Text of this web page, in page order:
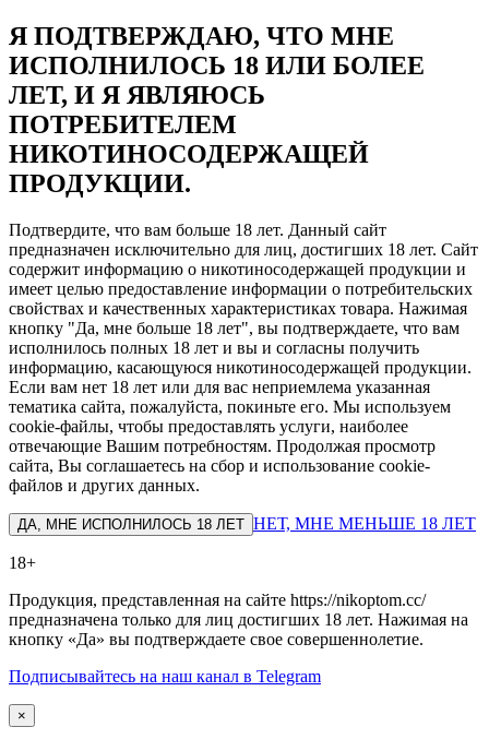
Я ПОДТВЕРЖДАЮ, ЧТО МНЕ
ИСПОЛНИЛОСЬ 18 ИЛИ БОЛЕЕ
ЛЕТ, И Я ЯВЛЯЮСЬ
ПОТРЕБИТЕЛЕМ
НИКОТИНОСОДЕРЖАЩЕЙ
ПРОДУКЦИИ.
Подтвердите, что вам больше 18 лет. Данный сайт
предназначен исключительно для лиц, достигших 18 лет. Сайт
содержит информацию о никотиносодержащей продукции и
имеет целью предоставление информации о потребительских
свойствах и качественных характеристиках товара. Нажимая
кнопку "Да, мне больше 18 лет", вы подтверждаете, что вам
исполнилось полных 18 лет и вы и согласны получить
информацию, касающуюся никотиносодержащей продукции.
Если вам нет 18 лет или для вас неприемлема указанная
тематика сайта, пожалуйста, покиньте его. Мы используем
cookie-файлы, чтобы предоставлять услуги, наиболее
отвечающие Вашим потребностям. Продолжая просмотр
сайта, Вы соглашаетесь на сбор и использование cookie-
файлов и других данных.
ДА, МНЕ ИСПОЛНИЛОСЬ 18 ЛЕТ НЕТ, МНЕ МЕНЬШЕ 18 ЛЕТ
18+
Продукция, представленная на сайте https://nikoptom.cc/
предназначена только для лиц достигших 18 лет. Нажимая на
кнопку «Да» вы подтверждаете свое совершеннолетие.
Подписывайтесь на наш канал в Telegram
×